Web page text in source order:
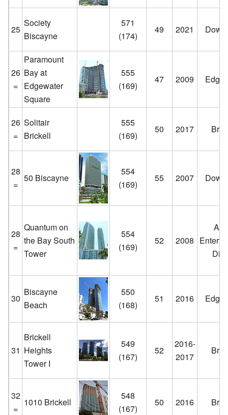
25
Society
Biscayne
571
(174)
49 2021
26
=
Paramount
Bay at
Edgewater
Square
555
(169)
47 2009
26
=
Solitair
Brickell
555
(169)
50 2017
28
=
50 Biscayne
554
(169)
55 2007
28
=
Quantum on
the Bay South
Tower
554
(169)
52 2008
30
Biscayne
Beach
550
(168)
51 2016
31
Brickell
Heights
Tower I
549
(167)
52
2016-
2017
32
=
1010 Brickell
548
(167)
50 2016